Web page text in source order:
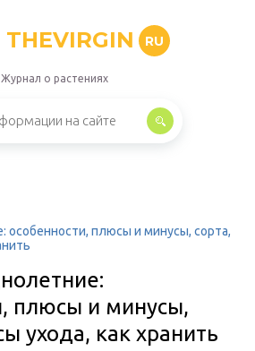
THEVIRGIN RU
Журнал о растениях
особенности, плюсы и минусы, сорта,
плюсы и минусы,
ухода, как хранить